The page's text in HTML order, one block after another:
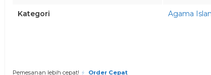
Kategori Agama
Pemesanan lebih cepat! Order Cepat